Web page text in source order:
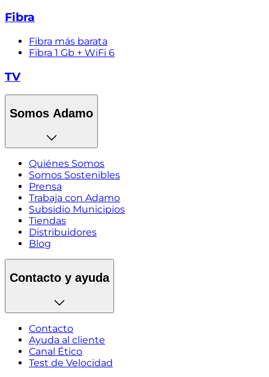
Fibra
Fibra más barata
Fibra 1 Gb + WiFi 6
TV
Somos Adamo
Quiénes Somos
Somos Sostenibles
Prensa
Trabaja con Adamo
Subsidio Municipios
Tiendas
Distribuidores
Blog
Contacto y ayuda
Contacto
Ayuda al cliente
Canal Ético
Test de Velocidad